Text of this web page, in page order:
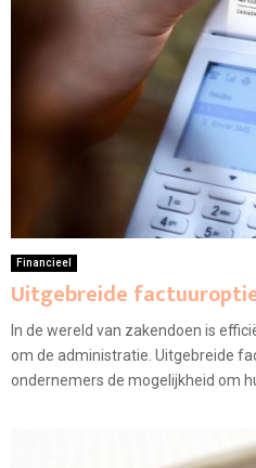
Financieel
Uitgebreide
In de wereld van zakendoen is
om de administratie. Uitgebreide
ondernemers de mogelijkheid om